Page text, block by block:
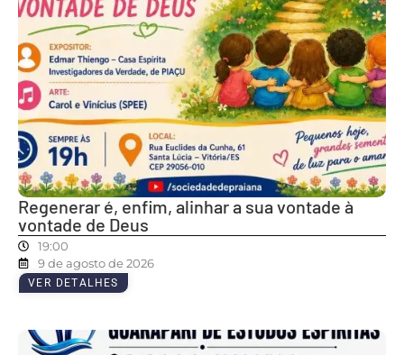
Regenerar é, enfim, alinhar a sua vontade à
vontade de Deus
19:00
9 de agosto de 2026
VER DETALHES